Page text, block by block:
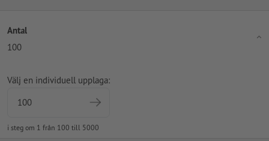
Antal
100
Välj en individuell upplaga:
i steg om 1 från 100 till 5000